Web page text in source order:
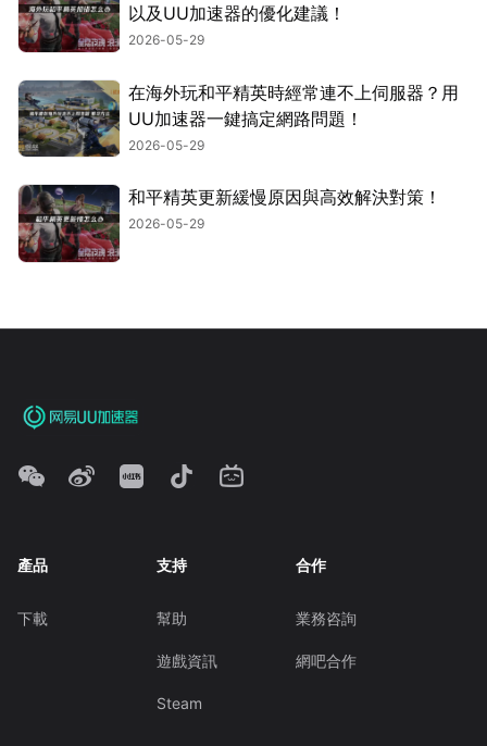
以及UU加速器的優化建議！
2026-05-29
在海外玩和平精英時經常連不上伺服器？用
UU加速器一鍵搞定網路問題！
2026-05-29
和平精英更新緩慢原因與高效解決對策！
2026-05-29
產品
下載
支持
幫助
遊戲資訊
Steam
合作
業務咨詢
網吧合作